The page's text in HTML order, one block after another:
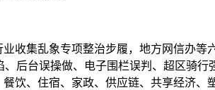
集乱象专项整治步履，地方网信办等
后台误操做、电子围栏误判、超区骑
饮、住宿、家政、供应链、共享经济